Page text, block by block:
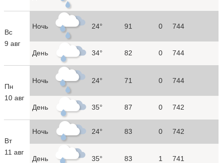
Вс
9 авг
Ночь 24° 91 0 744
День 34° 82 0 744
Пн
10 авг
Ночь 24° 71 0 744
День 35° 87 0 742
Вт
11 авг
Ночь 24° 83 0 742
День 35° 83 1 741